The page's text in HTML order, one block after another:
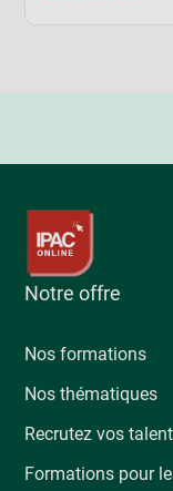
Notre offre
Nos formations
Nos thématiques
Recrutez vos
Formations pour